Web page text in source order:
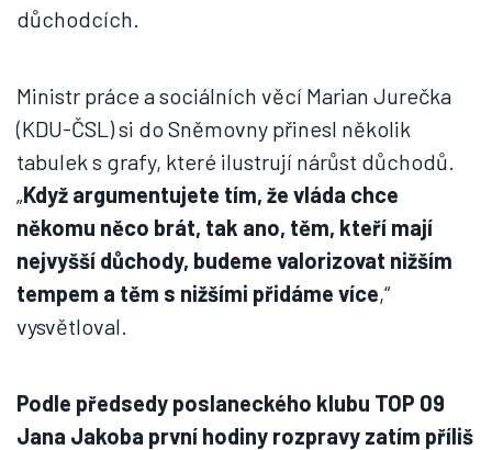
důchodcích.
Ministr práce a sociálních věcí Marian Jurečka
(KDU-ČSL) si do Sněmovny přinesl několik
tabulek s grafy, které ilustrují nárůst důchodů.
„Když argumentujete tím, že vláda chce
někomu něco brát, tak ano, těm, kteří mají
nejvyšší důchody, budeme valorizovat nižším
tempem a těm s nižšími přidáme více,“
vysvětloval.
Podle předsedy poslaneckého klubu TOP 09
Jana Jakoba první hodiny rozpravy zatím příliš